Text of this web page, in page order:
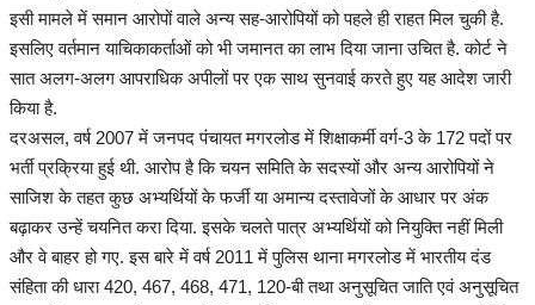
Language
English hindi
इसी मामले में समान आरोपों वाले अन्य सह-आरोपियों को पहले ही राहत मिल चुकी है.
इसलिए वर्तमान याचिकाकर्ताओं को भी जमानत का लाभ दिया जाना उचित है. कोर्ट ने
सात अलग-अलग आपराधिक अपीलों पर एक साथ सुनवाई करते हुए यह आदेश जारी
किया है.
दरअसल, वर्ष 2007 में जनपद पंचायत मगरलोड में शिक्षाकर्मी वर्ग-3 के 172 पदों पर
भर्ती प्रक्रिया हुई थी. आरोप है कि चयन समिति के सदस्यों और अन्य आरोपियों ने
साजिश के तहत कुछ अभ्यर्थियों के फर्जी या अमान्य दस्तावेजों के आधार पर अंक
बढ़ाकर उन्हें चयनित करा दिया. इसके चलते पात्र अभ्यर्थियों को नियुक्ति नहीं मिली
और वे बाहर हो गए. इस बारे में वर्ष 2011 में पुलिस थाना मगरलोड में भारतीय दंड
संहिता की धारा 420, 467, 468, 471, 120-बी तथा अनुसूचित जाति एवं अनुसूचित